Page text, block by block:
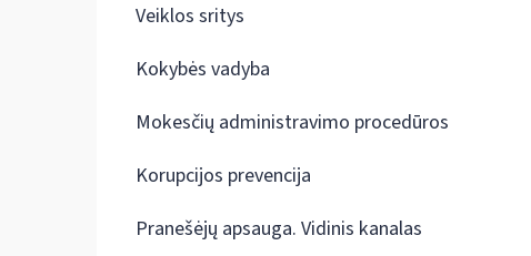
Veiklos sritys
Kokybės vadyba
Mokesčių administravimo procedūros
Korupcijos prevencija
Pranešėjų apsauga. Vidinis kanalas